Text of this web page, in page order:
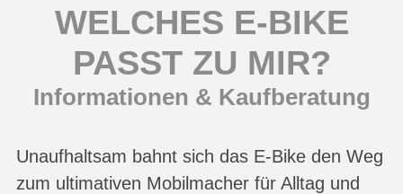
WELCHES E-BIKE
PASST ZU MIR?
Informationen & Kaufberatung
Unaufhaltsam bahnt sich das E-Bike den Weg
zum ultimativen Mobilmacher für Alltag und